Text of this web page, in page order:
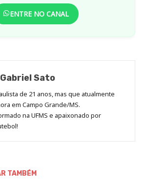
ENTRE NO CANAL
Gabriel Sato
de 21 anos, mas que atualmente
em Campo Grande/MS.
na UFMS e apaixonado por
TAMBÉM